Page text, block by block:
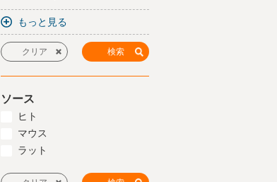
もっと見る
ソース
ヒト
マウス
ラット